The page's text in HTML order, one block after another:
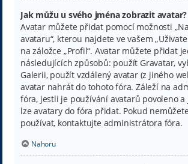
Jak můžu u svého jména zobrazit avatar?
Avatar můžete přidat pomocí možnosti
avataru“, kterou najdete ve vašem
na záložce „Profil“. Avatar můžete přidat
následujících způsobů: použít Gravatar,
Galerii, použít vzdálený avatar (z jiného
avatar nahrát do tohoto fóra. Záleží na
fóra, jestli je používání avatarů povoleno a
lze avatary do fóra přidat. Pokud
používat, kontaktujte administrátora fóra.
Nahoru